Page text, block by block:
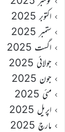
اکتوبر 2025
ستمبر 2025
اگست 2025
جولائی 2025
جون 2025
مئی 2025
اپریل 2025
مارچ 2025